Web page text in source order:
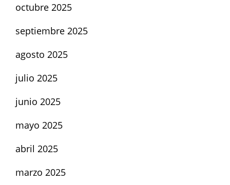
octubre 2025
septiembre 2025
agosto 2025
julio 2025
junio 2025
mayo 2025
abril 2025
marzo 2025